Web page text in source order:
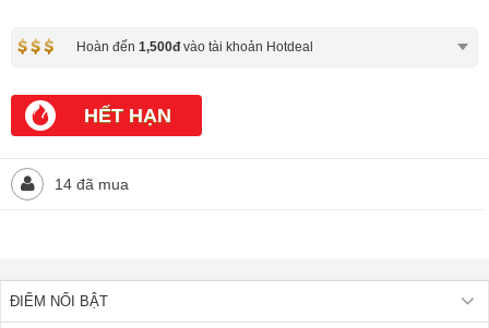
Hoàn đến1,500đvào tài khoản Hotdeal
HẾT HẠN
14 đã mua
ĐIỂM NỔI BẬT